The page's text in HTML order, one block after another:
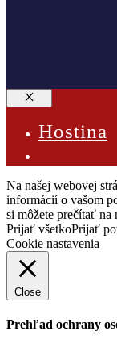
Close
Hostina
Na našej webovej
informácií o vašom
si môžete prečítať na
Prijať všetkoPrijať
Cookie nastavenia
Close
Prehľad ochrany